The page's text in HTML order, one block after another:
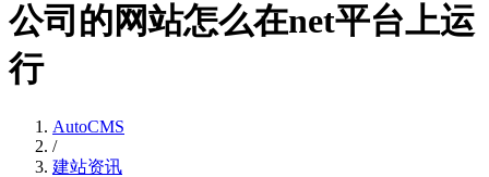
公司的网站怎么在net平台上运
行
AutoCMS
/
建站资讯